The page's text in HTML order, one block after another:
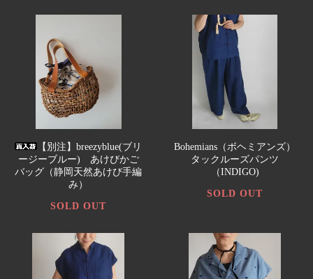
【別注】breezyblue(ブリ
ージーブルー) あけびかご
バッグ（静岡天然あけび手編
み）
SOLD OUT
Bohemians（ボヘミアンズ）
タックルーズパンツ
（INDIGO)
SOLD OUT